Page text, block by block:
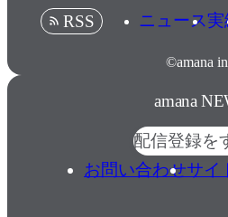
©amana
RSS ニュース実
amana
配信登録を
お問い合わせサイ